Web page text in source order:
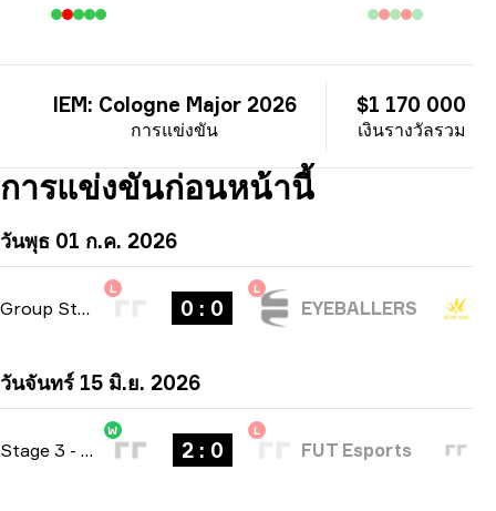
การแข่งขัน
IEM: Cologne Major 2026
เงินรางวัลรวม
$1 170 000
การแข่งขันก่อนหน้านี้
วันพุธ 01 ก.ค. 2026
Group Stage
L
0 : 0
L
EYEBALLERS
วันจันทร์ 15 มิ.ย. 2026
Stage 3 - bo3
W
2 : 0
L
FUT Esports